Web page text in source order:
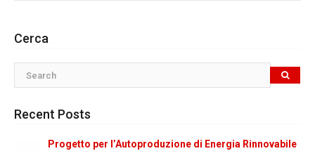
Cerca
Recent Posts
Progetto per l’Autoproduzione di Energia Rinnovabile